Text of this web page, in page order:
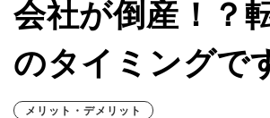
会社が倒産！？
のタイミングで
メリット・デメリット